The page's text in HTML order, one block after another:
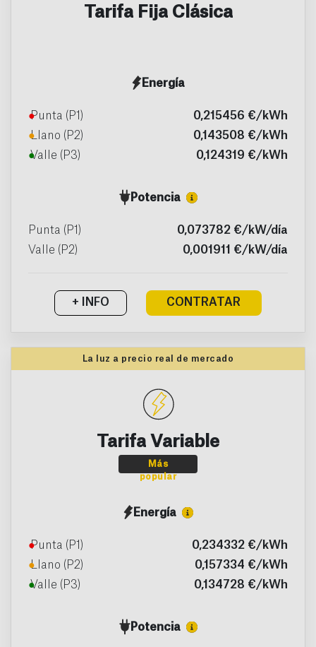
Tarifa Fija Clásica
Energía
●
Punta (P1)
0,215456 €/kWh
●Llano (P2)
0,143508 €/kWh
●
Valle (P3) 0,124319 €/kWh
Potencia
Punta (P1)
0,073782 €/kW/día
Valle (P2)
0,001911 €/kW/día
+ INFO CONTRATAR
La luz a precio real de mercado
Tarifa Variable
Más
popular
Energía
●
Punta (P1)
0,234332 €/kWh
●Llano (P2)
0,157334 €/kWh
●
Valle (P3) 0,134728 €/kWh
Potencia